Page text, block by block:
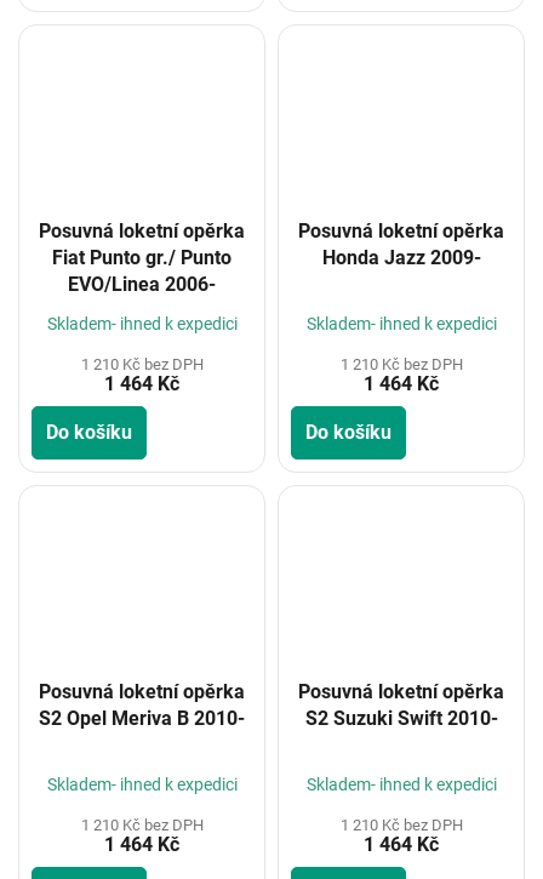
Posuvná loketní opěrka
Fiat Punto gr./ Punto
EVO/Linea 2006-
Skladem- ihned k expedici
1 210 Kč bez DPH
1 464 Kč
Do košíku
Posuvná loketní opěrka
Honda Jazz 2009-
Skladem- ihned k expedici
1 210 Kč bez DPH
1 464 Kč
Do košíku
Posuvná loketní opěrka
S2 Opel Meriva B 2010-
Skladem- ihned k expedici
1 210 Kč bez DPH
1 464 Kč
Posuvná loketní opěrka
S2 Suzuki Swift 2010-
Skladem- ihned k expedici
1 210 Kč bez DPH
1 464 Kč